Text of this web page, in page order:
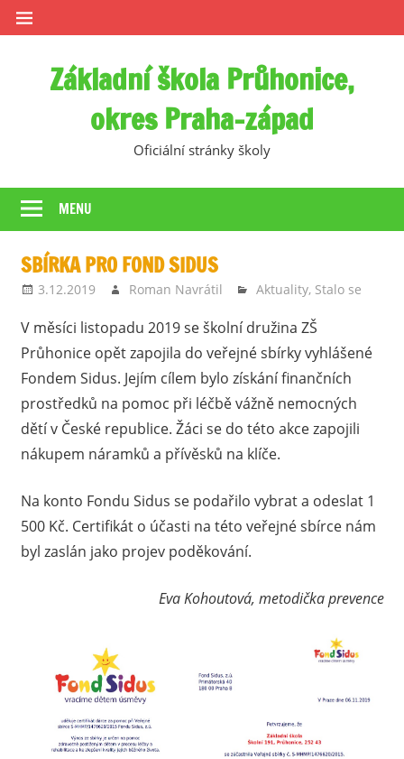
Skip
to
Základní škola Průhonice,
okres Praha-západ
Oficiální stránky školy
MENU
SBÍRKA PRO FOND SIDUS
3.12.2019 Roman Navrátil Aktuality, Stalo se
V měsíci listopadu 2019 se školní družina ZŠ
Průhonice opět zapojila do veřejné sbírky vyhlášené
Fondem Sidus. Jejím cílem bylo získání finančních
prostředků na pomoc při léčbě vážně nemocných
dětí v České republice. Žáci se do této akce zapojili
nákupem náramků a přívěsků na klíče.
Na konto Fondu Sidus se podařilo vybrat a odeslat 1
500 Kč. Certifikát o účasti na této veřejné sbírce nám
byl zaslán jako projev poděkování.
Eva Kohoutová, metodička prevence